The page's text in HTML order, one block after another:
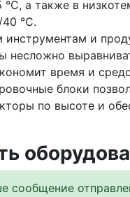
а также в
40 °С.
инструментам и
несложно
время и
блоки
по высоте и
сообщение